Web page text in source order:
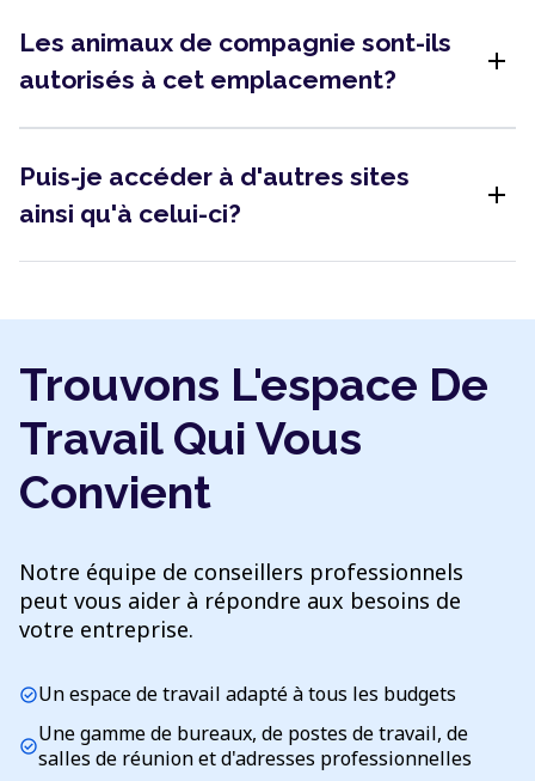
Les animaux de compagnie sont-ils
autorisés à cet emplacement?
add
Puis-je accéder à d'autres sites
ainsi qu'à celui-ci?
add
Trouvons L'espace De
Travail Qui Vous
Convient
Notre équipe de conseillers professionnels
peut vous aider à répondre aux besoins de
votre entreprise.
check_circleUn espace de travail adapté à tous les budgets
check_circleUne gamme de bureaux, de postes de travail, de
salles de réunion et d'adresses professionnelles